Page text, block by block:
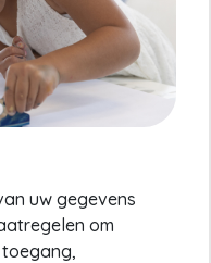
uw gegevens
om